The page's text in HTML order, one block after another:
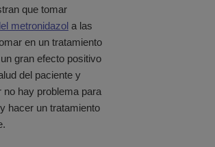
que tomar
metronidazol a las
en un tratamiento
gran efecto positivo
del paciente y
no hay problema para
hacer un tratamiento